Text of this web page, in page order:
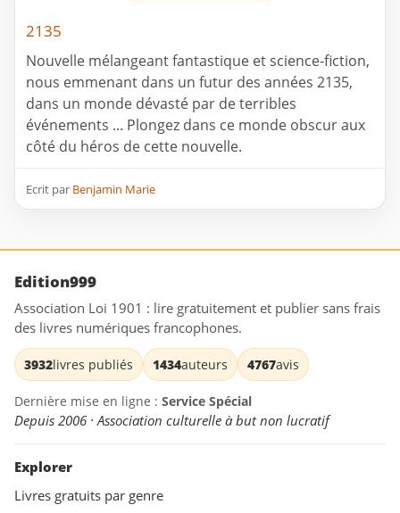
2135
Nouvelle mélangeant fantastique et science-fiction,
nous emmenant dans un futur des années 2135,
dans un monde dévasté par de terribles
événements ... Plongez dans ce monde obscur aux
côté du héros de cette nouvelle.
Ecrit par Benjamin Marie
Edition999
Association Loi 1901 : lire gratuitement et publier sans frais
des livres numériques francophones.
3932livres publiés 1434auteurs 4767avis
Dernière mise en ligne : Service Spécial
Depuis 2006 · Association culturelle à but non lucratif
Explorer
Livres gratuits par genre